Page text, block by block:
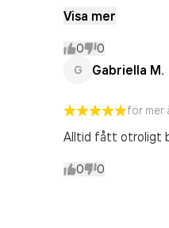
Jag är så
Visa mer
0 0
G Gabriella M.
för mer
Alltid fått otroligt
0 0